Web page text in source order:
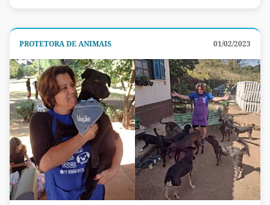
PROTETORA DE ANIMAIS 01/02/2023